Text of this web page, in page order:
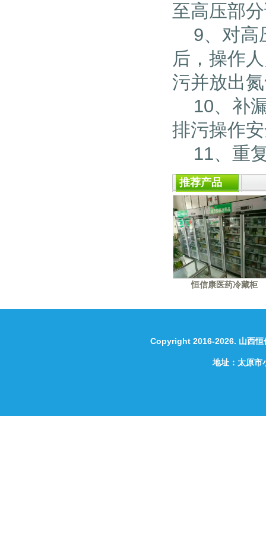
至高压部
9、对高
后，操作
污并放出
10、补漏
排污操作
11、重
推荐产品
恒信康医药冷藏柜
Copyright 2016-2026. 山西恒
地址：太原市